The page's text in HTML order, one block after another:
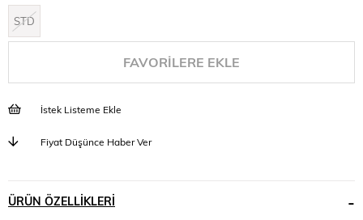
STD
FAVORILERE EKLE
İstek Listeme Ekle
Fiyat Düşünce Haber Ver
ÜRÜN ÖZELLIKLERI